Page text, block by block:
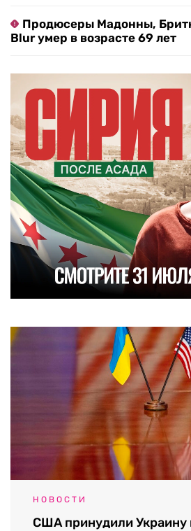
Продюсеры Мадонны,
Blur умер в возрасте 69 лет
НОВОСТИ
США принудили Украину